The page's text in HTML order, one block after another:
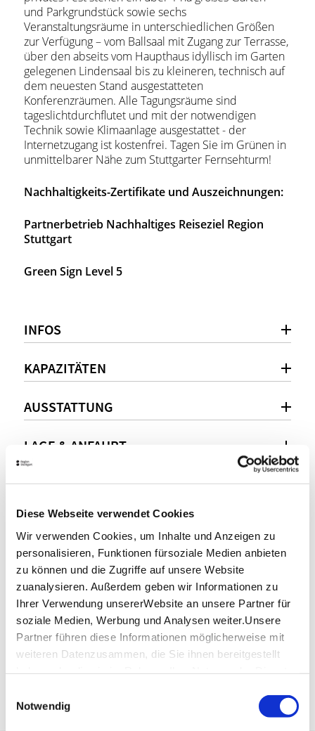
Diese Webseite verwendet Cookies
Wir verwenden Cookies, um Inhalte und Anzeigen zu
personalisieren, Funktionen fürsoziale Medien anbieten
zu können und die Zugriffe auf unsere Website
zuanalysieren. Außerdem geben wir Informationen zu
Ihrer Verwendung unsererWebsite an unsere Partner für
soziale Medien, Werbung und Analysen weiter.Unsere
Partner führen diese Informationen möglicherweise mit
weiteren Datenzusammen, die Sie ihnen bereitgestellt
Impressum
Notwendig
und Parkgrundstück sowie sechs
Veranstaltungsräume in unterschiedlichen Größen
zur Verfügung – vom Ballsaal mit Zugang zur Terrasse,
über den abseits vom Haupthaus idyllisch im Garten
gelegenen Lindensaal bis zu kleineren, technisch auf
dem neuesten Stand ausgestatteten
Konferenzräumen. Alle Tagungsräume sind
tageslichtdurchflutet und mit der notwendigen
Technik sowie Klimaanlage ausgestattet - der
Internetzugang ist kostenfrei. Tagen Sie im Grünen in
unmittelbarer Nähe zum Stuttgarter Fernsehturm!
Nachhaltigkeits-Zertifikate und Auszeichnungen:
Partnerbetrieb Nachhaltiges Reiseziel Region
Stuttgart
Green Sign Level 5
INFOS
KAPAZITÄTEN
AUSSTATTUNG
LAGE & ANFAHRT
Persönliche Beratung
+49 (0) 711/18572 113
veranstaltung@waldhotel-stuttgart.de
www.waldhotel-stuttgart.de
WEITEREMPFEHLEN